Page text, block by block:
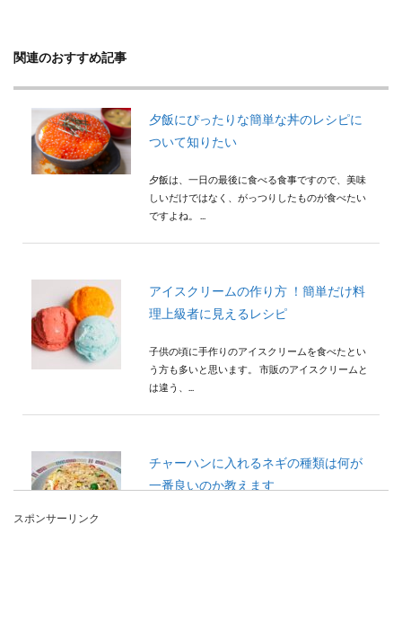
関連のおすすめ記事
夕飯にぴったりな簡単な丼のレシピに
ついて知りたい
夕飯は、一日の最後に食べる食事ですので、美味
しいだけではなく、がっつりしたものが食べたい
ですよね。 ...
アイスクリームの作り方 ！簡単だけ料
理上級者に見えるレシピ
子供の頃に手作りのアイスクリームを食べたとい
う方も多いと思います。 市販のアイスクリームと
は違う、...
チャーハンに入れるネギの種類は何が
一番良いのか教えます
スポンサーリンク